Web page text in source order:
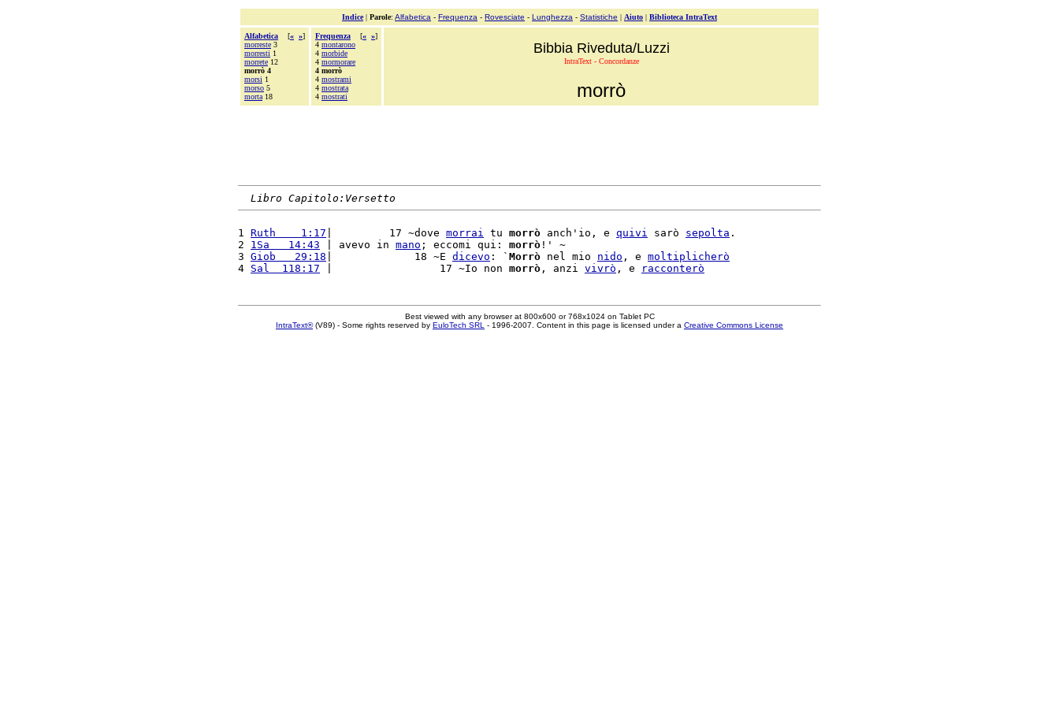
Indice| Parole: Alfabetica - Frequenza - Rovesciate - Lunghezza - Statistiche | Aiuto | Biblioteca IntraText
Alfabetica [« »]
morreste 3
morresti 1
morrete 12
morrò 4
morsi 1
morso 5
morta 18
Frequenza [« »]
4 montarono
4 morbide
4 mormorare
4 morrò
4 mostrami
4 mostrata
4 mostrati
Bibbia Riveduta/Luzzi
IntraText - Concordanze
morrò
Libro Capitolo:Versetto
1 Ruth    1:17 |         17 ~dove morrai tu morrò anch'io, e quivi sarò sepolta .
2 1Sa   14:43 | avevo in mano ; eccomi qui: morrò !' ~
3 Giob   29:18 |             18 ~E dicevo : ` Morrò nel mio nido , e moltiplicherò
4 Sal  118:17 |                 17 ~Io non morrò , anzi vivrò , e racconterò
Best viewed with any browser at 800x600 or 768x1024 on Tablet PC
IntraText®(V89) - Some rights reserved by EuloTech SRL - 1996-2007. Content in this page is licensed under a Creative Commons License